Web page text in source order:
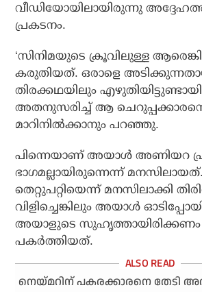
വീഡിയോയിലായിരുന്നു
പ്രകടനം.
‘സിനിമയുടെ ക്രൂവിലുള്ള
കരുതിയത്. ഒരാളെ
തിരക്കഥയിലും
അതനുസരിച്ച് ആ
മാറിനില്‍ക്കാനും പറഞ്ഞു.
പിന്നെയാണ് അയാള്‍ അണിയറ
ഭാഗമല്ലായിരുന്നെന്ന് മനസിലായത്.
തെറ്റുപറ്റിയെന്ന് മനസിലാക്കി
വിളിച്ചെങ്കിലും അയാള്‍
അയാളുടെ
പകര്‍ത്തിയത്.
നെയ്മറിന് പകരക്കാരനെ തേടി